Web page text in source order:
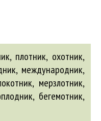
плотник, охотник,
международник,
мерзлотник,
, бегемотник,